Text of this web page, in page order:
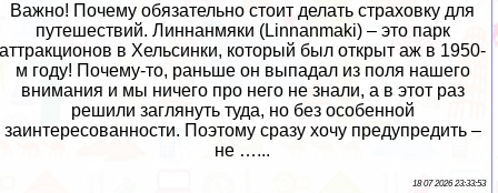
Важно! Почему обязательно стоит делать страховку для
путешествий. Линнанмяки (Linnanmaki) – это парк
аттракционов в Хельсинки, который был открыт аж в 1950-
м году! Почему-то, раньше он выпадал из поля нашего
внимания и мы ничего про него не знали, а в этот раз
решили заглянуть туда, но без особенной
заинтересованности. Поэтому сразу хочу предупредить –
не …...
18 07 2026 23:33:53